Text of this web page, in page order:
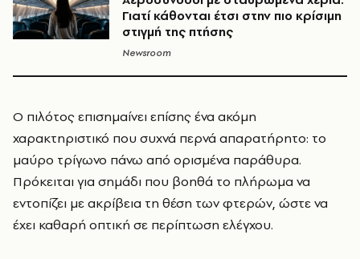
Γιατί κάθονται έτσι στην πιο κρίσιμη
στιγμή της πτήσης
Newsroom
Ο πιλότος επισημαίνει επίσης ένα ακόμη
χαρακτηριστικό που συχνά περνά απαρατήρητο: το
μαύρο τρίγωνο πάνω από ορισμένα παράθυρα.
Πρόκειται για σημάδι που βοηθά το πλήρωμα να
εντοπίζει με ακρίβεια τη θέση των φτερών, ώστε να
έχει καθαρή οπτική σε περίπτωση ελέγχου.